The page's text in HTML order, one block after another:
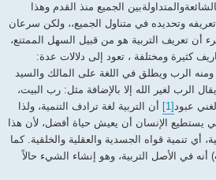
الجميع منذ القدم وهذا
وتحديده في متناول الجميع،، ولكن سرعان
أن تعريف التربية هو من قبيل السهل الممتنع،
كثيرة ومختلفة ، تعود إلى دلالات عدة:
الرب ويطلق في اللغة على المالك والسيد
الرب لغير الله إلا بالإضافة مثل: رب البيت،
عبود[1]
أن التربية لغة ترادف التنمية، ولذا
يستطيع الإنسان أن يعيش حياة أفضل، لأن هذا
أي تنمية قواه الجسدية والعقلية والخلقية. كما
في الأصل التربية، وهو إنشاء الشيء حالاً